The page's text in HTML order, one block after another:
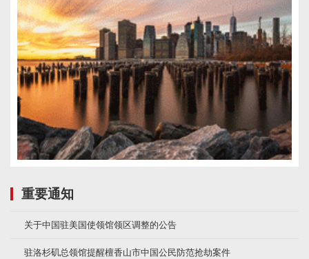
重要通知
关于中国驻美国使领馆领区调整的公告
驻洛杉矶总领馆提醒檀香山市中国公民防范抢劫案件